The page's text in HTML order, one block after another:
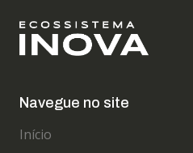
Navegue no site
Início